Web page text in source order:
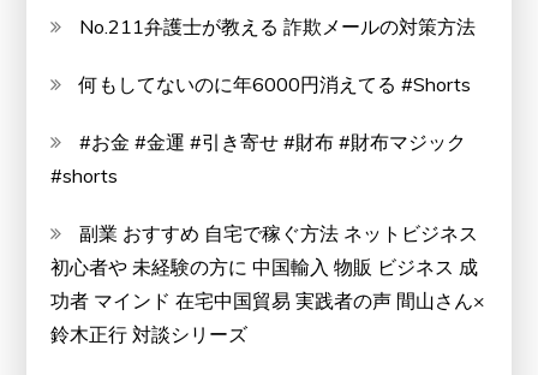
春
サ
ー
No.211弁護士が教える 詐欺メールの対策方法
何もしてないのに年6000円消えてる #Shorts
#お金 #金運 #引き寄せ #財布 #財布マジック
#shorts
副業 おすすめ 自宅で稼ぐ方法 ネットビジネス
初心者や 未経験の方に 中国輸入 物販 ビジネス 成
功者 マインド 在宅中国貿易 実践者の声 間山さん×
鈴木正行 対談シリーズ